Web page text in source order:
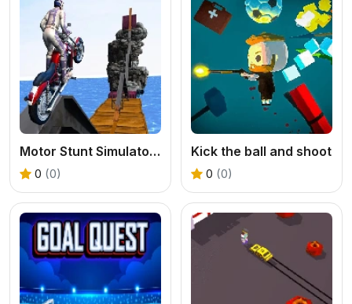
Motor Stunt Simulator 3D
0 (0)
Kick the ball and shoot
0 (0)